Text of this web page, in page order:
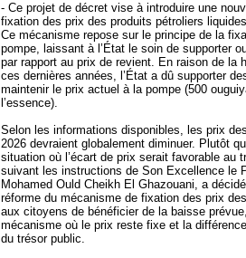
‐ Ce projet de décret vise à introduire une
fixation des prix des produits pétroliers
Ce mécanisme repose sur le principe de la
pompe, laissant à l’État le soin de supporter
par rapport au prix de revient. En raison de la
ces dernières années, l’État a dû supporter
maintenir le prix actuel à la pompe (500
l’essence).
Selon les informations disponibles, les prix
2026 devraient globalement diminuer. Plutôt
situation où l’écart de prix serait favorable au
suivant les instructions de Son Excellence le
Mohamed Ould Cheikh El Ghazouani, a
réforme du mécanisme de fixation des prix
aux citoyens de bénéficier de la baisse
mécanisme où le prix reste fixe et la
du trésor public.